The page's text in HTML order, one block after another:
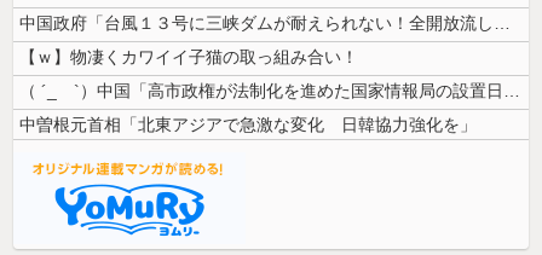
中国政府「台風１３号に三峡ダムが耐えられない！全開放流しろ！」⇒ 下流...
【ｗ】物凄くカワイイ子猫の取っ組み合い！
（ ´_ゝ`）中国「高市政権が法制化を進めた国家情報局の設置日が7月3...
中曽根元首相「北東アジアで急激な変化 日韓協力強化を」